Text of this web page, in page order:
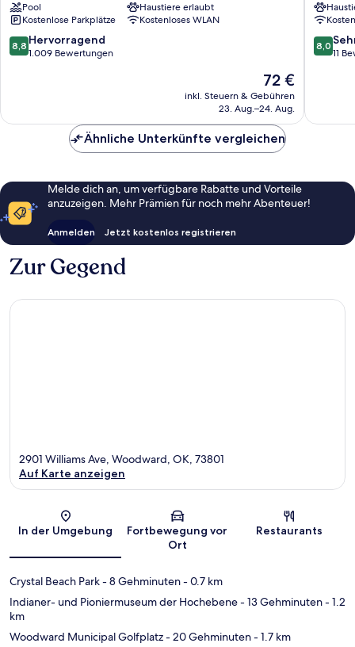
Pool
Haustiere erlaubt
Kostenlose Parkplätze
Kostenloses WLAN
8.8
von
8,8 Hervorragend
1.009 Bewertungen
Der
Preis
beträgt
72 €
inkl. Steuern & Gebühren
23. Aug.–24. Aug.
8.0
von
8,0
11
Ähnliche Unterkünfte vergleichen
Melde dich an, um verfügbare Rabatte und Vorteile
anzuzeigen. Mehr Prämien für noch mehr Abenteuer!
Anmelden Jetzt kostenlos registrieren
Zur Gegend
Karte
2901 Williams Ave, Woodward, OK, 73801
Auf Karte anzeigen
In der Umgebung
Fortbewegung vor
Ort
Restaurants
Crystal Beach Park- 8 Gehminuten- 0.7 km
Indianer- und Pioniermuseum der Hochebene- 13 Gehminuten- 1.2
km
Woodward Municipal Golfplatz- 20 Gehminuten- 1.7 km